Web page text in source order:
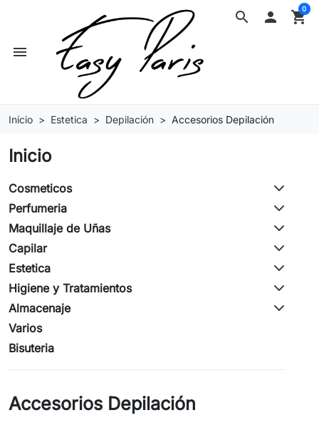
search
menu
 shopping_cart
0
Inicio Estetica Depilación Accesorios Depilación
Inicio
Cosmeticos
Perfumeria
Maquillaje de Uñas
Capilar
Estetica
Higiene y Tratamientos
Almacenaje
Varios
Bisuteria
Accesorios Depilación